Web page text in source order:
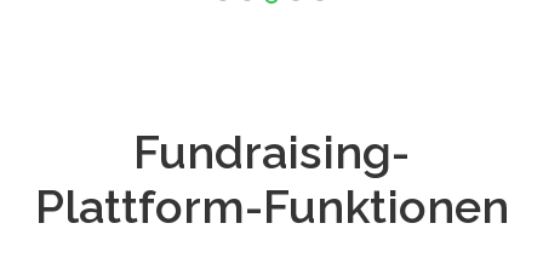
Fundraising-
Plattform-Funktionen